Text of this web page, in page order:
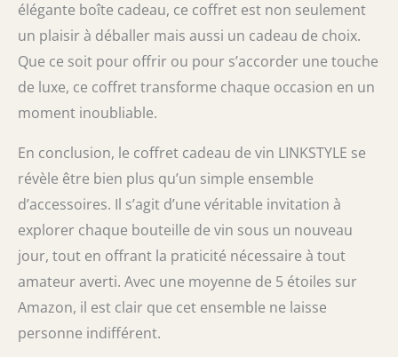
élégante boîte cadeau, ce coffret est non seulement
un plaisir à déballer mais aussi un cadeau de choix.
Que ce soit pour offrir ou pour s’accorder une touche
de luxe, ce coffret transforme chaque occasion en un
moment inoubliable.
En conclusion, le coffret cadeau de vin LINKSTYLE se
révèle être bien plus qu’un simple ensemble
d’accessoires. Il s’agit d’une véritable invitation à
explorer chaque bouteille de vin sous un nouveau
jour, tout en offrant la praticité nécessaire à tout
amateur averti. Avec une moyenne de 5 étoiles sur
Amazon, il est clair que cet ensemble ne laisse
personne indifférent.